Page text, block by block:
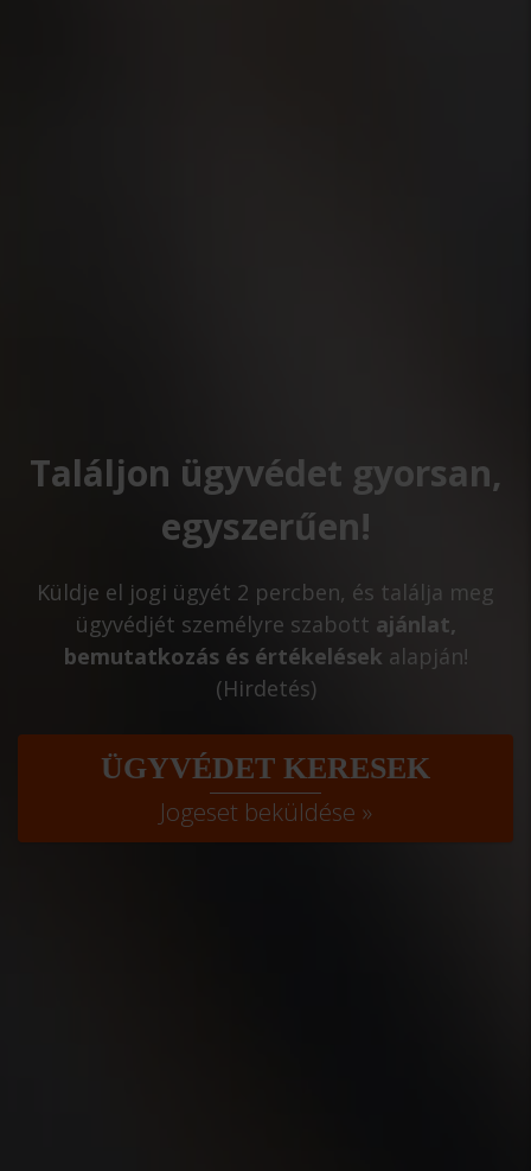
Találjon ügyvédet gyorsan,
egyszerűen!
Küldje el jogi ügyét 2 percben, és találja meg
ügyvédjét személyre szabott ajánlat,
bemutatkozás és értékelések alapján!
(Hirdetés)
ÜGYVÉDET KERESEK
Jogeset beküldése »